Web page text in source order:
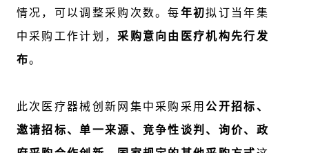
情况，可以调整采购次数。每年初拟订当年集
中采购工作计划， 采购意向由医疗机构先行发
布。
此次医疗器械创新网集中采购采用公开招标、
邀请招标、单一来源、竞争性谈判、询价、政